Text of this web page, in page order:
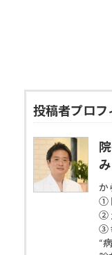
投稿者プロフ
み
か
①
②
③
“